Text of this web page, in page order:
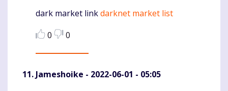
Komentaras
dark market linkdarknet market list
0
0
Jameshoike - 2022-06-01 - 05:05